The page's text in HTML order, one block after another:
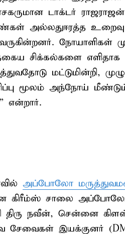
டாக்டர்
அல்லதுஈரத்த
நோயாளிகள்
சிக்கல்களை எளிதாக
மட்டுமின்றி,
மூலம் அந்நோய்
என்றார்.
அப்போலோ
கிரீம்ஸ் சாலை
திரு நவீன், சென்னை
சேவைகள் இயக்குனர்